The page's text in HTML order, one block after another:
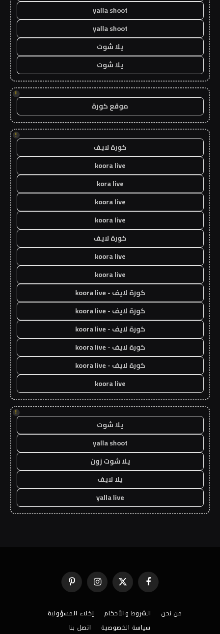
yalla shoot
yalla shoot
يلا شوت
يلا شوت
!
موقع كورة
!
كورة لايف
koora live
kora live
koora live
koora live
كورة لايف
koora live
koora live
كورة لايف - koora live
كورة لايف - koora live
كورة لايف - koora live
كورة لايف - koora live
كورة لايف - koora live
koora live
!
يلا شوت
yalla shoot
يلا شوت زون
يلا لايف
yalla live
فيسبوك X
(Twitter)
الانستغرامبينتيريست
من نحن الشروط والأحكام
إخلاء المسؤولية
سياسة الخصوصية
اتصل بنا